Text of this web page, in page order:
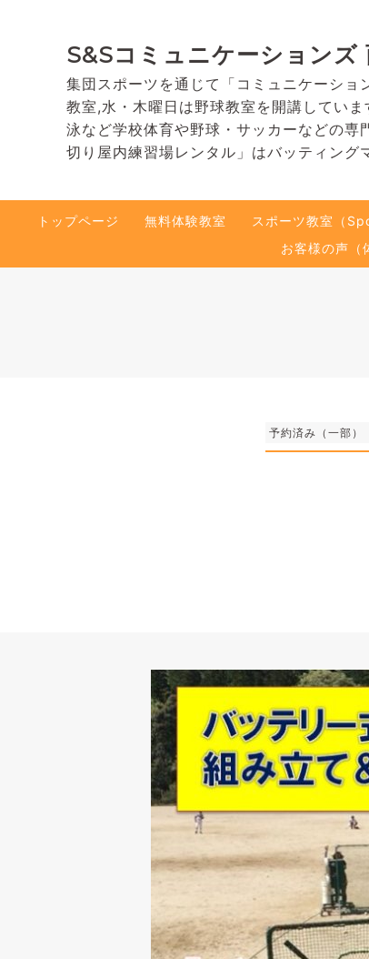
S&Sコミュニケーションズ
集団スポーツを通じて「コミュニケーシ
教室,水・木曜日は野球教室を開講してい
泳など学校体育や野球・サッカーなどの
切り屋内練習場レンタル」はバッティング
トップページ 無料体験教室 スポーツ教室（
お客様の声（
予約済み（一部）